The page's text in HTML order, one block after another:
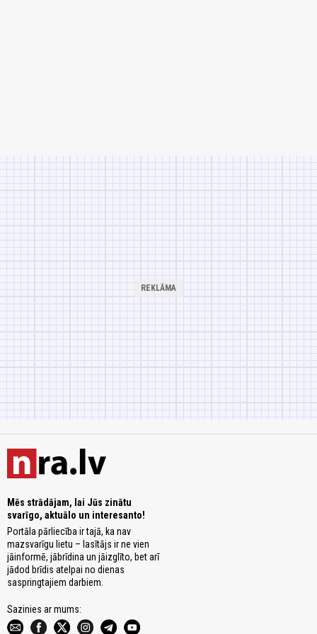
Mēs strādājam, lai Jūs zinātu
svarīgo, aktuālo un interesanto!
Portāla pārliecība ir tajā, ka nav
mazsvarīgu lietu – lasītājs ir ne vien
jāinformē, jābrīdina un jāizglīto, bet arī
jādod brīdis atelpai no dienas
saspringtajiem darbiem.
Sazinies ar mums: